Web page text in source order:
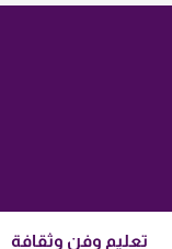
تعليم وفن وثقافة